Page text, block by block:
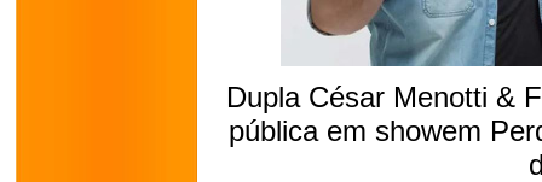
Dupla César Menotti &
pública em showem